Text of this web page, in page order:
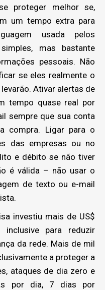
proteger melhor se,
um tempo extra para
usada pelos
mas bastante
pessoais. Não
se eles realmente o
Ativar alertas de
tempo quase real por
sempre que sua conta
compra. Ligar para o
das empresas ou no
e débito se não tiver
é válida – não usar o
de texto ou e-mail
investiu mais de US$
para reduzir
da rede. Mais de mil
a proteger a
ataques de dia zero e
por dia, 7 dias por